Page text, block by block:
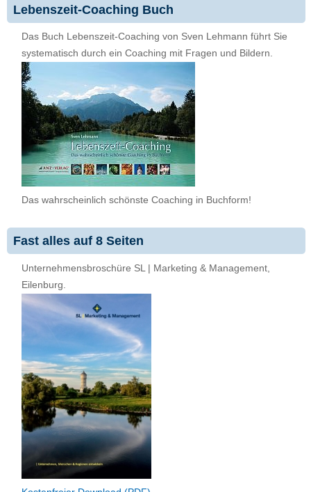
Lebenszeit-Coaching Buch
Das Buch Lebenszeit-Coaching von Sven Lehmann führt Sie
systematisch durch ein Coaching mit Fragen und Bildern.
Das wahrscheinlich schönste Coaching in Buchform!
Fast alles auf 8 Seiten
Unternehmensbroschüre SL | Marketing & Management,
Eilenburg.